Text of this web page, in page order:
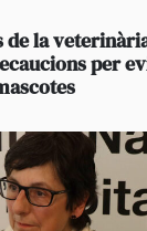
de la
per